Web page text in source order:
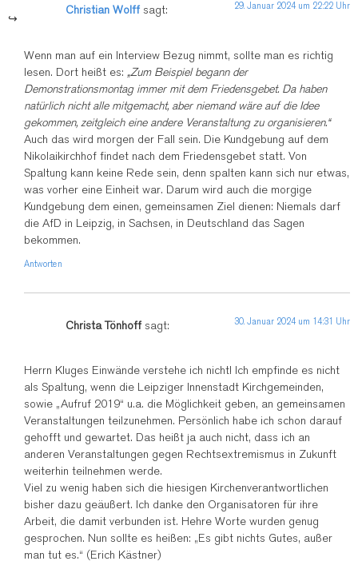
Christian Wolff sagt: 29. Januar 2024 um 22:22 Uhr
Wenn man auf ein Interview Bezug nimmt, sollte man es richtig
lesen. Dort heißt es: „Zum Beispiel begann der
Demonstrationsmontag immer mit dem Friedensgebet. Da haben
natürlich nicht alle mitgemacht, aber niemand wäre auf die Idee
gekommen, zeitgleich eine andere Veranstaltung zu organisieren.“
Auch das wird morgen der Fall sein. Die Kundgebung auf dem
Nikolaikirchhof findet nach dem Friedensgebet statt. Von
Spaltung kann keine Rede sein, denn spalten kann sich nur etwas,
was vorher eine Einheit war. Darum wird auch die morgige
Kundgebung dem einen, gemeinsamen Ziel dienen: Niemals darf
die AfD in Leipzig, in Sachsen, in Deutschland das Sagen
bekommen.
Antworten
Christa Tönhoff sagt: 30. Januar 2024 um 14:31 Uhr
Herrn Kluges Einwände verstehe ich nicht! Ich empfinde es nicht
als Spaltung, wenn die Leipziger Innenstadt Kirchgemeinden,
sowie „Aufruf 2019“ u.a. die Möglichkeit geben, an gemeinsamen
Veranstaltungen teilzunehmen. Persönlich habe ich schon darauf
gehofft und gewartet. Das heißt ja auch nicht, dass ich an
anderen Veranstaltungen gegen Rechtsextremismus in Zukunft
weiterhin teilnehmen werde.
Viel zu wenig haben sich die hiesigen Kirchenverantwortlichen
bisher dazu geäußert. Ich danke den Organisatoren für ihre
Arbeit, die damit verbunden ist. Hehre Worte wurden genug
gesprochen. Nun sollte es heißen: „Es gibt nichts Gutes, außer
man tut es.“ (Erich Kästner)